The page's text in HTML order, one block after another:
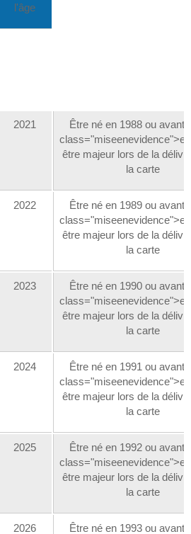
l'âge
2021
Être né en 1988 ou avant
être majeur lors de la
la carte
2022
Être né en 1989 ou avant
être majeur lors de la
la carte
2023
Être né en 1990 ou avant
être majeur lors de la
la carte
2024
Être né en 1991 ou avant
être majeur lors de la
la carte
2025
Être né en 1992 ou avant
être majeur lors de la
la carte
2026 Être né en 1993 ou avant